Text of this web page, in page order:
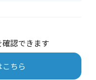
認できます
ちら